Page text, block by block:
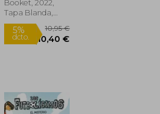
Booket, 2022,
Tapa Blanda,
Nuevo